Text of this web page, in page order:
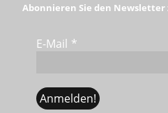
Abonnieren Sie den Newsletter
E-Mail *